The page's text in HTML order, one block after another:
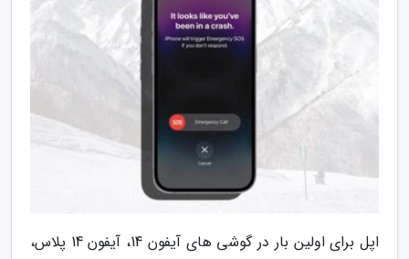
اپل برای اولین بار در گوشی های آیفون 14، آیفون 14 پلاس،